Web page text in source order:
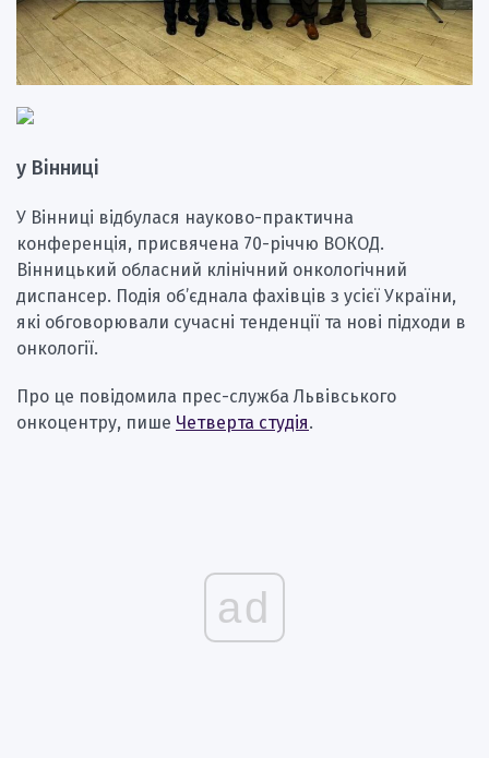
у Вінниці
У Вінниці відбулася науково-практична
конференція, присвячена 70-річчю ВОКОД.
Вінницький обласний клінічний онкологічний
диспансер. Подія об’єднала фахівців з усієї України,
які обговорювали сучасні тенденції та нові підходи в
онкології.
Про це повідомила прес-служба Львівського
онкоцентру, пише Четверта студія.
ad